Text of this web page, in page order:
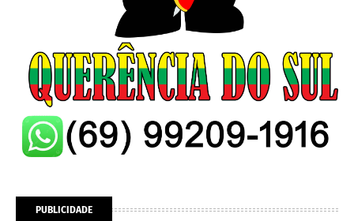
PUBLICIDADE